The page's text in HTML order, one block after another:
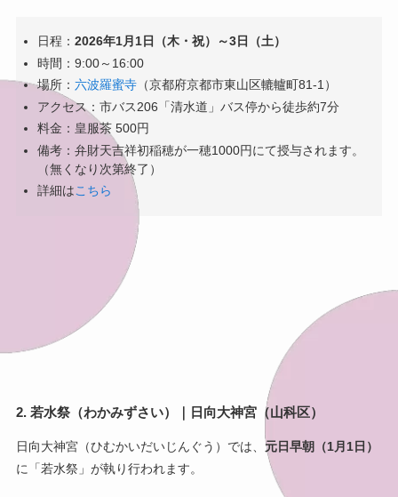
日程：2026年1月1日（木・祝）～3日（土）
時間：9:00～16:00
場所：六波羅蜜寺 （京都府京都市東山区轆轤町81-1）
アクセス：市バス206「清水道」バス停から徒歩約7分
料金：皇服茶 500円
備考：弁財天吉祥初稲穂が一穂1000円にて授与されます。
（無くなり次第終了）
詳細はこちら
2. 若水祭（わかみずさい）｜日向大神宮（山科区）
日向大神宮（ひむかいだいじんぐう）では、 元日早朝（1月1日）
に「若水祭」が執り行われます。